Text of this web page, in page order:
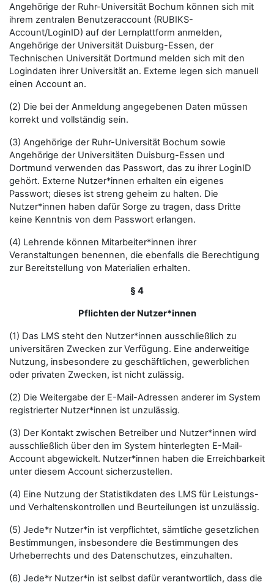
Angehörige der Ruhr-Universität Bochum können sich mit
ihrem zentralen Benutzeraccount (RUBIKS-
Account/LoginID) auf der Lernplattform anmelden,
Angehörige der Universität Duisburg-Essen, der
Technischen Universität Dortmund melden sich mit den
Logindaten ihrer Universität an. Externe legen sich manuell
einen Account an.
(2) Die bei der Anmeldung angegebenen Daten müssen
korrekt und vollständig sein.
(3) Angehörige der Ruhr-Universität Bochum sowie
Angehörige der Universitäten Duisburg-Essen und
Dortmund verwenden das Passwort, das zu ihrer LoginID
gehört. Externe Nutzer*innen erhalten ein eigenes
Passwort; dieses ist streng geheim zu halten. Die
Nutzer*innen haben dafür Sorge zu tragen, dass Dritte
keine Kenntnis von dem Passwort erlangen.
(4) Lehrende können Mitarbeiter*innen ihrer
Veranstaltungen benennen, die ebenfalls die Berechtigung
zur Bereitstellung von Materialien erhalten.
§ 4
Pflichten der Nutzer*innen
(1) Das LMS steht den Nutzer*innen ausschließlich zu
universitären Zwecken zur Verfügung. Eine anderweitige
Nutzung, insbesondere zu geschäftlichen, gewerblichen
oder privaten Zwecken, ist nicht zulässig.
(2) Die Weitergabe der E-Mail-Adressen anderer im System
registrierter Nutzer*innen ist unzulässig.
(3) Der Kontakt zwischen Betreiber und Nutzer*innen wird
ausschließlich über den im System hinterlegten E-Mail-
Account abgewickelt. Nutzer*innen haben die Erreichbarkeit
unter diesem Account sicherzustellen.
(4) Eine Nutzung der Statistikdaten des LMS für Leistungs-
und Verhaltenskontrollen und Beurteilungen ist unzulässig.
(5) Jede*r Nutzer*in ist verpflichtet, sämtliche gesetzlichen
Bestimmungen, insbesondere die Bestimmungen des
Urheberrechts und des Datenschutzes, einzuhalten.
(6) Jede*r Nutzer*in ist selbst dafür verantwortlich, dass die